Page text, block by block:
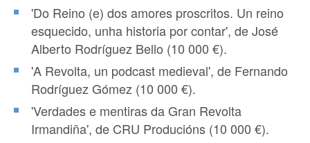
'Do Reino (e) dos amores proscritos. Un reino
esquecido, unha historia por contar', de José
Alberto Rodríguez Bello (10 000 €).
'A Revolta, un podcast medieval', de Fernando
Rodríguez Gómez (10 000 €).
'Verdades e mentiras da Gran Revolta
Irmandiña', de CRU Producións (10 000 €).